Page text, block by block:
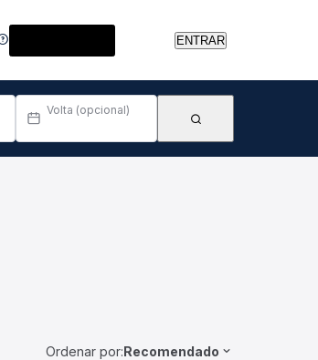
ENTRAR
Volta (opcional)
Ordenar por:Recomendado